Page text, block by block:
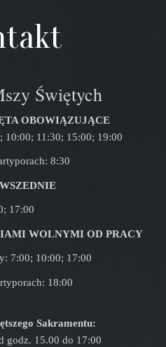
Świętych
OBOWIĄZUJĄCE
10:00; 11:30; 15:00; 19:00
8:30
17:00
WOLNYMI OD PRACY
7:00; 10:00; 17:00
18:00
Sakramentu:
godz. 15.00 do 17:00